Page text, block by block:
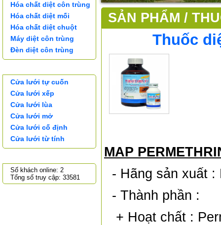
Hóa chất diệt côn trùng
Hóa chất diệt mối
Hóa chất diệt chuột
Máy diệt côn trùng
Đèn diệt côn trùng
Cửa lưới tự cuốn
Cửa lưới xếp
Cửa lưới lùa
Cửa lưới mở
Cửa lưới cố định
Cửa lưới từ tính
Số khách online: 2
Tổng số truy cập: 33581
SẢN PHẨM /
Thuốc
MAP
- Hãng sản xuất :
- Thành phần :
+ Hoạt chất :